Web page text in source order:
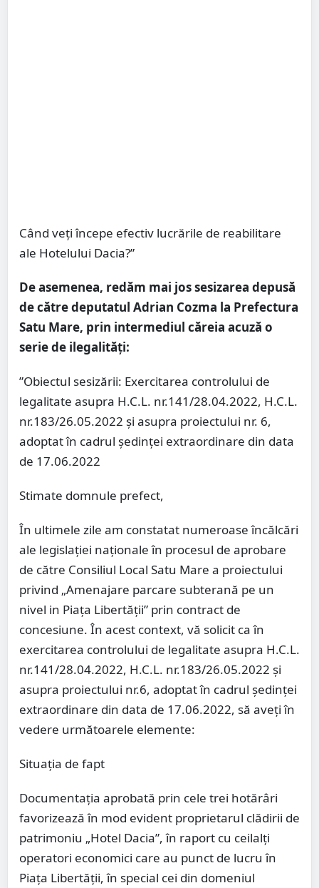
Când veți începe efectiv lucrările de reabilitare
ale Hotelului Dacia?”
De asemenea, redăm mai jos sesizarea depusă
de către deputatul Adrian Cozma la Prefectura
Satu Mare, prin intermediul căreia acuză o
serie de ilegalități:
”Obiectul sesizării: Exercitarea controlului de
legalitate asupra H.C.L. nr.141/28.04.2022, H.C.L.
nr.183/26.05.2022 și asupra proiectului nr. 6,
adoptat în cadrul ședinței extraordinare din data
de 17.06.2022
Stimate domnule prefect,
În ultimele zile am constatat numeroase încălcări
ale legislației naționale în procesul de aprobare
de către Consiliul Local Satu Mare a proiectului
privind „Amenajare parcare subterană pe un
nivel in Piața Libertății” prin contract de
concesiune. În acest context, vă solicit ca în
exercitarea controlului de legalitate asupra H.C.L.
nr.141/28.04.2022, H.C.L. nr.183/26.05.2022 și
asupra proiectului nr.6, adoptat în cadrul ședinței
extraordinare din data de 17.06.2022, să aveți în
vedere următoarele elemente:
Situația de fapt
Documentația aprobată prin cele trei hotărâri
favorizează în mod evident proprietarul clădirii de
patrimoniu „Hotel Dacia”, în raport cu ceilalți
operatori economici care au punct de lucru în
Piața Libertății, în special cei din domeniul